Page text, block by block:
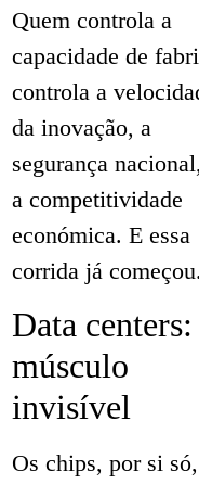
Quem controla a
capacidade de
controla a
da inovação, a
segurança
a competitividade
económica. E essa
corrida já começou.
Data
músculo
invisível
Os chips, por si só,